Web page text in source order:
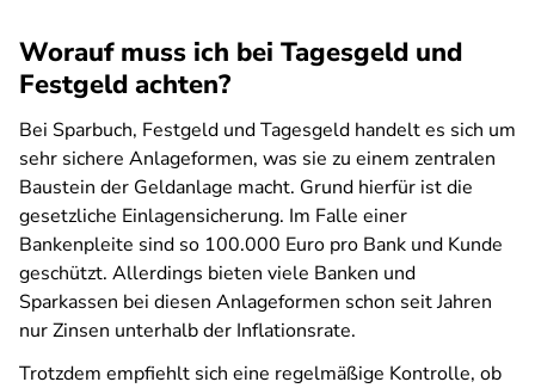
Worauf muss ich bei Tagesgeld und
Festgeld achten?
Bei Sparbuch, Festgeld und Tagesgeld handelt es sich um
sehr sichere Anlageformen, was sie zu einem zentralen
Baustein der Geldanlage macht. Grund hierfür ist die
gesetzliche Einlagensicherung. Im Falle einer
Bankenpleite sind so 100.000 Euro pro Bank und Kunde
geschützt. Allerdings bieten viele Banken und
Sparkassen bei diesen Anlageformen schon seit Jahren
nur Zinsen unterhalb der Inflationsrate.
Trotzdem empfiehlt sich eine regelmäßige Kontrolle, ob